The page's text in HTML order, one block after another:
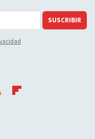
SUSCRIBIR